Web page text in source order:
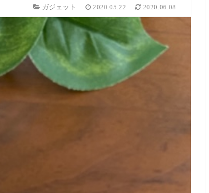
ガジェット 2020.05.22 2020.06.08